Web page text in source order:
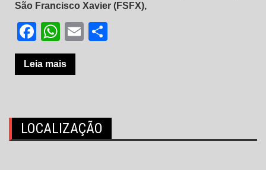
São Francisco Xavier (FSFX),
Facebook
WhatsApp
Email
Leia mais
LOCALIZAÇÃO